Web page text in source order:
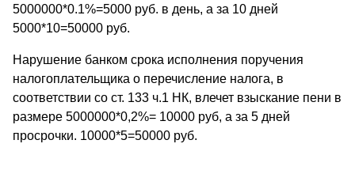
5000000*0.1%=5000 руб. в день, а за 10 дней
5000*10=50000 руб.
Нарушение банком срока исполнения поручения
налогоплательщика о перечисление налога, в
соответствии со ст. 133 ч.1 НК, влечет взыскание пени в
размере 5000000*0,2%= 10000 руб, а за 5 дней
просрочки. 10000*5=50000 руб.